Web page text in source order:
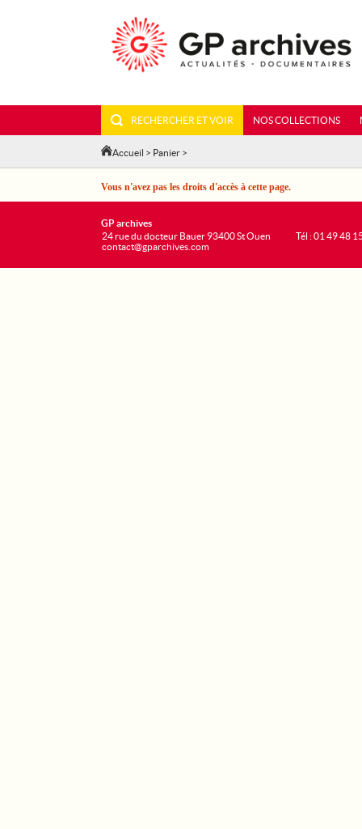
RECHERCHER ET VOIR NOS COLLECTIONS
Accueil > Panier >
Vous n'avez pas les droits d'accès à cette page.
GP archives
24 rue du docteur Bauer 93400 St Ouen
contact@gparchives.com
Tél : 01 49 48